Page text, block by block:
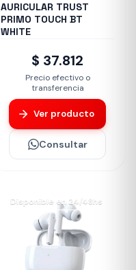
AURICULAR TRUST
PRIMO TOUCH BT
WHITE
$ 37.812
Precio efectivo o
transferencia
Ver producto
Consultar
Disponible en 24/48hs